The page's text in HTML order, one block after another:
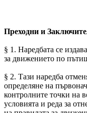
Преходни и
§ 1. Наредбата се
за движението по
§ 2. Тази наредба
определяне на
контролните точки на
условията и реда за